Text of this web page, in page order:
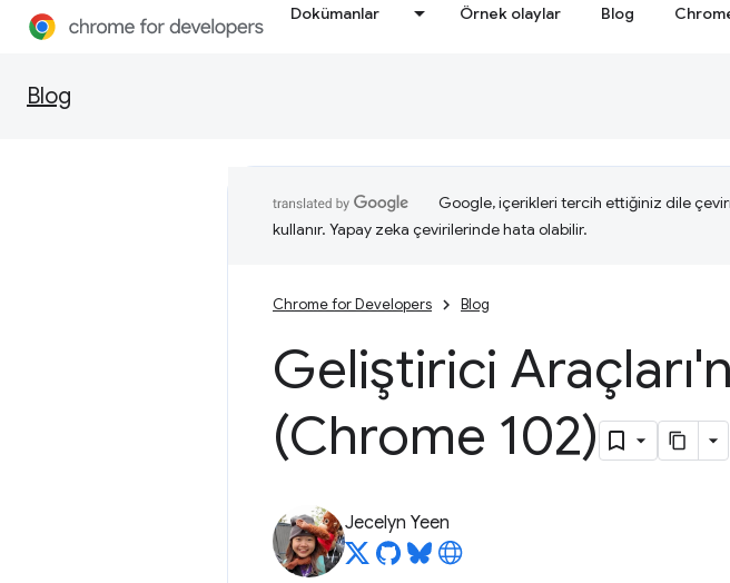
Dokümanlar Örnek olaylar Blog
Blog
Google, içerikleri tercih ettiğiniz dile
kullanır. Yapay zeka çevirilerinde hata olabilir.
Chrome for Developers Blog
Geliştirici
(Chrome 102)
Jecelyn Yeen